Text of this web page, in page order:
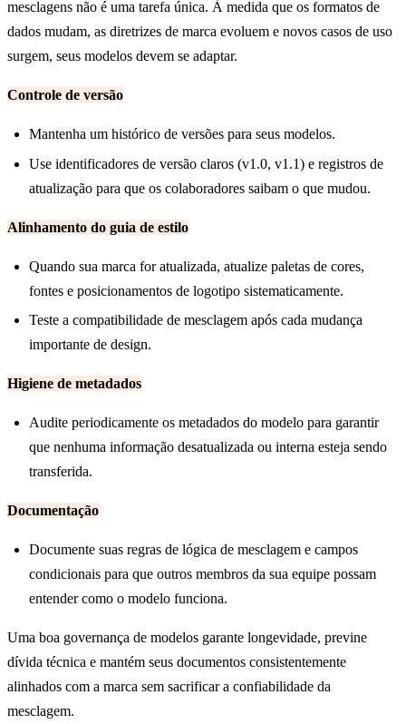
mesclagens não é uma tarefa única. À medida que os formatos de
dados mudam, as diretrizes de marca evoluem e novos casos de uso
surgem, seus modelos devem se adaptar.
Controle de versão
Mantenha um histórico de versões para seus modelos.
Use identificadores de versão claros (v1.0, v1.1) e registros de
atualização para que os colaboradores saibam o que mudou.
Alinhamento do guia de estilo
Quando sua marca for atualizada, atualize paletas de cores,
fontes e posicionamentos de logotipo sistematicamente.
Teste a compatibilidade de mesclagem após cada mudança
importante de design.
Higiene de metadados
Audite periodicamente os metadados do modelo para garantir
que nenhuma informação desatualizada ou interna esteja sendo
transferida.
Documentação
Documente suas regras de lógica de mesclagem e campos
condicionais para que outros membros da sua equipe possam
entender como o modelo funciona.
Uma boa governança de modelos garante longevidade, previne
dívida técnica e mantém seus documentos consistentemente
alinhados com a marca sem sacrificar a confiabilidade da
mesclagem.